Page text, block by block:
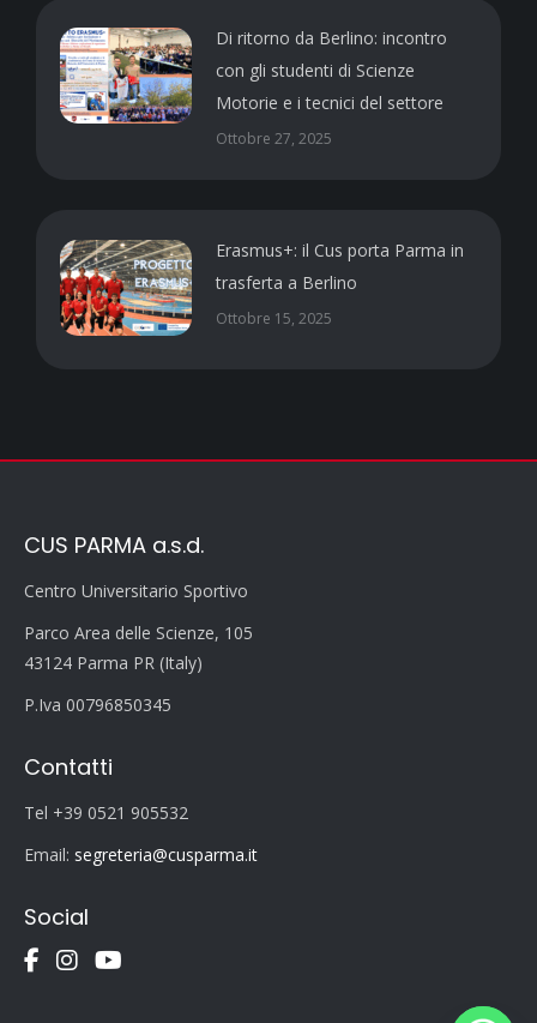
Di ritorno da Berlino: incontro
con gli studenti di Scienze
Motorie e i tecnici del settore
Ottobre 27, 2025
Erasmus+: il Cus porta Parma in
trasferta a Berlino
Ottobre 15, 2025
CUS PARMA a.s.d.
Centro Universitario Sportivo
Parco Area delle Scienze, 105
43124 Parma PR (Italy)
P.Iva 00796850345
Contatti
Tel +39 0521 905532
Email: segreteria@cusparma.it
Social